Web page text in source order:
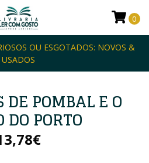
OU ESGOTADOS: NOVOS &
USADOS
0
DE POMBAL E O
PORTO